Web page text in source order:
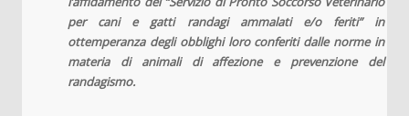
per cani e gatti randagi ammalati e/o feriti” in
ottemperanza degli obblighi loro conferiti dalle norme in
materia di animali di affezione e prevenzione del
randagismo.